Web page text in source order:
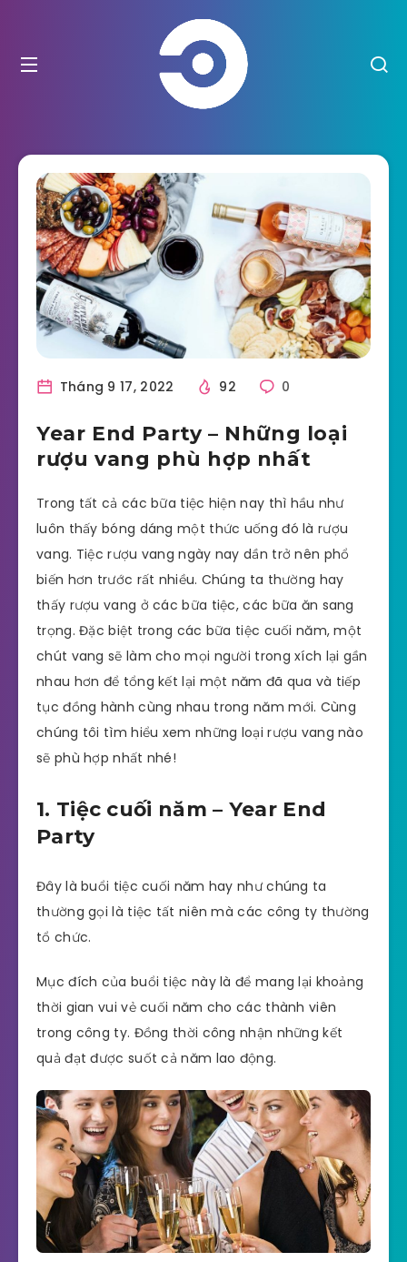
Tháng 9 17, 2022 92 0
Year End Party – Những loại
rượu vang phù hợp nhất
Trong tất cả các bữa tiệc hiện nay thì hầu như
luôn thấy bóng dáng một thức uống đó là rượu
vang. Tiệc rượu vang ngày nay dần trở nên phổ
biến hơn trước rất nhiều. Chúng ta thường hay
thấy rượu vang ở các bữa tiệc, các bữa ăn sang
trọng. Đặc biệt trong các bữa tiệc cuối năm, một
chút vang sẽ làm cho mọi người trong xích lại gần
nhau hơn để tổng kết lại một năm đã qua và tiếp
tục đồng hành cùng nhau trong năm mới. Cùng
chúng tôi tìm hiểu xem những loại rượu vang nào
sẽ phù hợp nhất nhé!
1. Tiệc cuối năm – Year End
Party
Đây là buổi tiệc cuối năm hay như chúng ta
thường gọi là tiệc tất niên mà các công ty thường
tổ chức.
Mục đích của buổi tiệc này là để mang lại khoảng
thời gian vui vẻ cuối năm cho các thành viên
trong công ty. Đồng thời công nhận những kết
quả đạt được suốt cả năm lao động.